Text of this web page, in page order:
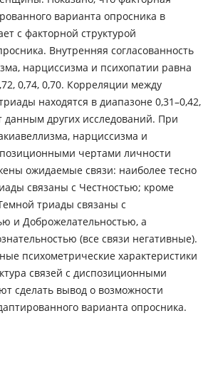
варианта опросника в
с факторной структурой
Внутренняя согласованность
нарциссизма и психопатии равна
0,74, 0,70. Корреляции между
находятся в диапазоне 0,31–0,42,
данным других исследований. При
нарциссизма и
чертами личности
ожидаемые связи: наиболее тесно
связаны с Честностью; кроме
триады связаны с
и Доброжелательностью, а
(все связи негативные).
психометрические характеристики
связей с диспозиционными
сделать вывод о возможности
варианта опросника.